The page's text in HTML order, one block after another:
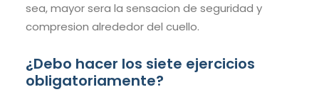
sea, mayor sera la sensacion de seguridad y
compresion alrededor del cuello.
¿Debo hacer los siete ejercicios
obligatoriamente?